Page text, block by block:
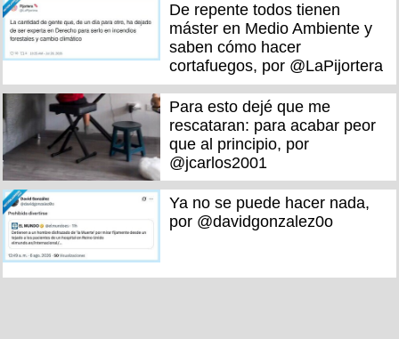
De repente todos tienen
máster en Medio Ambiente y
saben cómo hacer
cortafuegos, por @LaPijortera
Para esto dejé que me
rescataran: para acabar peor
que al principio, por
@jcarlos2001
Ya no se puede hacer nada,
por @davidgonzalez0o